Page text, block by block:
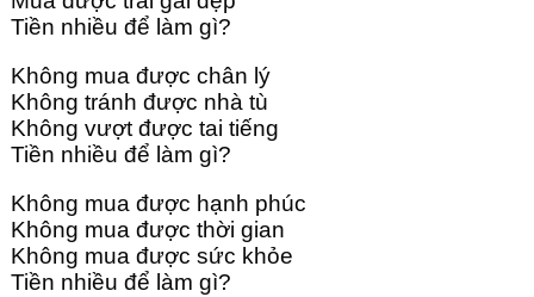
Tiền nhiều để làm gì?
Không mua được chân lý
Không tránh được nhà tù
Không vượt được tai tiếng
Tiền nhiều để làm gì?
Không mua được hạnh phúc
Không mua được thời gian
Không mua được sức khỏe
Tiền nhiều để làm gì?